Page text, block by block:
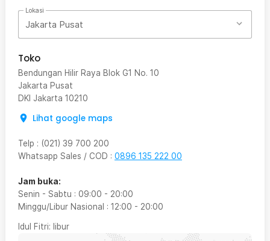
Lokasi
Jakarta Pusat
Toko
Bendungan Hilir Raya Blok G1 No. 10
Jakarta Pusat
DKI Jakarta 10210
Lihat google maps
Telp : (021) 39 700 200
Whatsapp Sales / COD : 0896 135 222 00
Jam buka:
Senin - Sabtu : 09:00 - 20:00
Minggu/Libur Nasional : 12:00 - 20:00
Idul Fitri: libur